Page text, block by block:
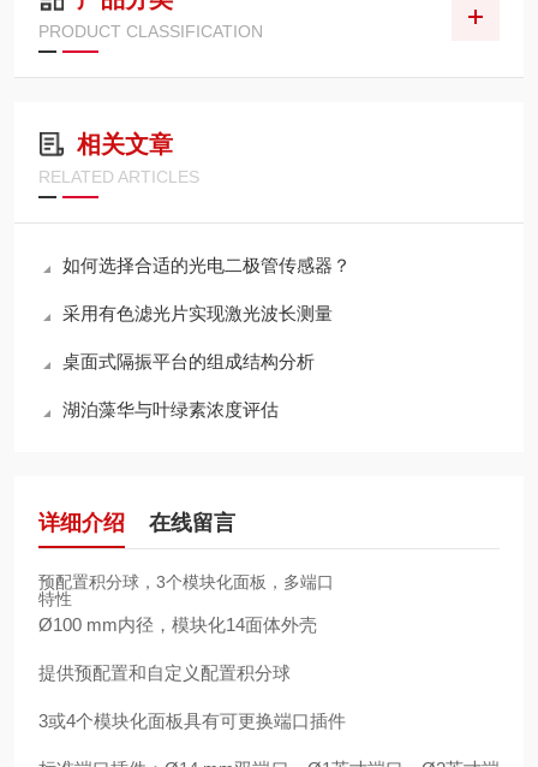
PRODUCT CLASSIFICATION
相关文章
RELATED ARTICLES
如何选择合适的光电二极管传感器？
采用有色滤光片实现激光波长测量
桌面式隔振平台的组成结构分析
湖泊藻华与叶绿素浓度评估
详细介绍 在线留言
预配置积分球，3个模块化面板，多端口
特性
Ø100 mm内径，模块化14面体外壳
提供预配置和自定义配置积分球
3或4个模块化面板具有可更换端口插件